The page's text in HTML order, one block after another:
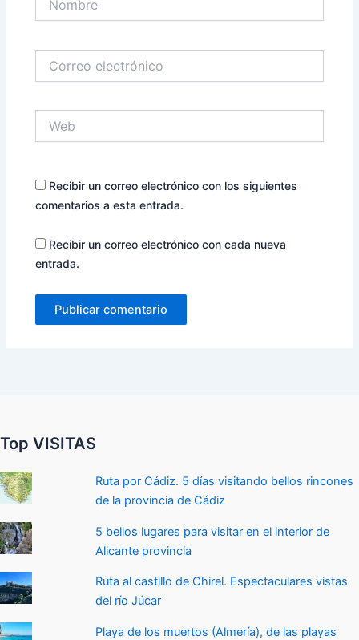
electrónico
Recibir un correo electrónico con los siguientes
comentarios a esta entrada.
Recibir un correo electrónico con cada nueva
entrada.
Top VISITAS
Ruta por Cádiz. 5 días visitando bellos rincones
de la provincia de Cádiz
5 bellos lugares para visitar en el interior de
Alicante provincia
Ruta al castillo de Chirel. Espectaculares vistas
del río Júcar
Playa de los muertos (Almería), de las playas